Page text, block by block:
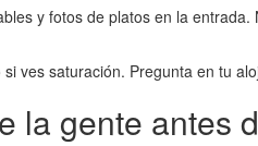
y fotos de platos en la
ves saturación. Pregunta en tu
la gente antes